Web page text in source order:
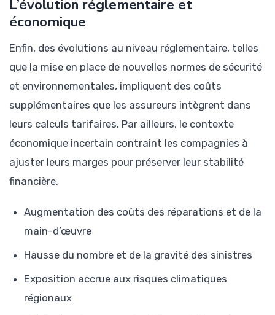
L’évolution réglementaire et
économique
Enfin, des évolutions au niveau réglementaire, telles
que la mise en place de nouvelles normes de sécurité
et environnementales, impliquent des coûts
supplémentaires que les assureurs intègrent dans
leurs calculs tarifaires. Par ailleurs, le contexte
économique incertain contraint les compagnies à
ajuster leurs marges pour préserver leur stabilité
financière.
Augmentation des coûts des réparations et de la
main-d’œuvre
Hausse du nombre et de la gravité des sinistres
Exposition accrue aux risques climatiques
régionaux